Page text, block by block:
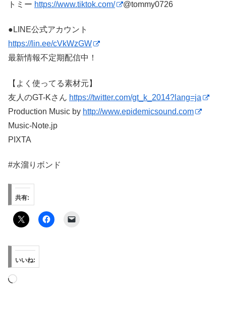
トミー https://www.tiktok.com/ @tommy0726
●LINE公式アカウント
https://lin.ee/cVkWzGW
最新情報不定期配信中！
【よく使ってる素材元】
友人のGT-Kさん https://twitter.com/gt_k_2014?lang=ja
Production Music by http://www.epidemicsound.com
Music-Note.jp
PIXTA
#水溜りボンド
共有:
いいね:
読